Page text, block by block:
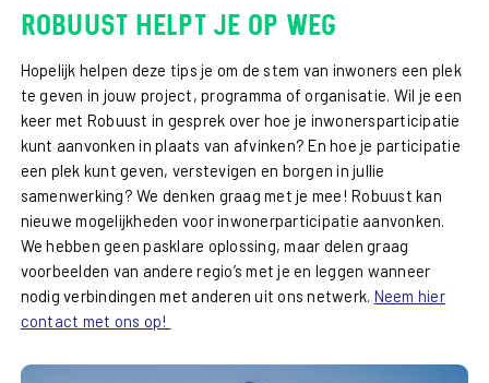
Robuust helpt je op weg
Hopelijk helpen deze tips je om de stem van inwoners een plek
te geven in jouw project, programma of organisatie. Wil je een
keer met Robuust in gesprek over hoe je inwonersparticipatie
kunt aanvonken in plaats van afvinken? En hoe je participatie
een plek kunt geven, verstevigen en borgen in jullie
samenwerking? We denken graag met je mee! Robuust kan
nieuwe mogelijkheden voor inwonerparticipatie aanvonken.
We hebben geen pasklare oplossing, maar delen graag
voorbeelden van andere regio’s met je en leggen wanneer
nodig verbindingen met anderen uit ons netwerk. Neem hier
contact met ons op!